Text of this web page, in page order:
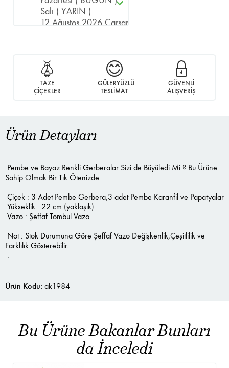
TAZE
ÇİÇEKLER
GÜLERYÜZLÜ
TESLİMAT
GÜVENLİ
ALIŞVERİŞ
Ürün Detayları
Pembe ve Bayaz Renkli Gerberalar Sizi de Büyüledi Mi ? Bu Ürüne
Sahip Olmak Bir Tık Ötenizde.
Çiçek : 3 Adet Pembe Gerbera,3 adet Pembe Karanfil ve Papatyalar
Yükseklik : 22 cm (yaklaşık)
Vazo : Şeffaf Tombul Vazo
Not : Stok Durumuna Göre Şeffaf Vazo Değişkenlik,Çeşitlilik ve
Farklılık Gösterebilir.
.
Ürün Kodu: ak1984
Bu Ürüne Bakanlar Bunları
da İnceledi